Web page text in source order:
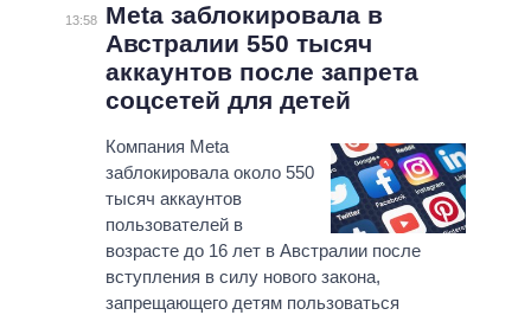
13:58
Meta заблокировала в
Австралии 550 тысяч
аккаунтов после запрета
соцсетей для детей
Компания Meta
заблокировала около 550
тысяч аккаунтов
пользователей в
возрасте до 16 лет в Австралии после
вступления в силу нового закона,
запрещающего детям пользоваться